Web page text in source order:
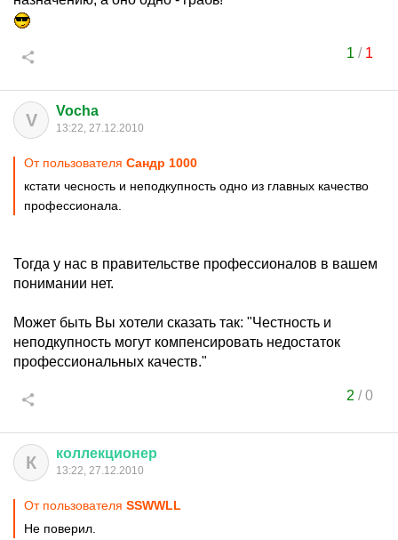
1 / 1
V Vocha
13:22, 27.12.2010
От пользователя Сандр 1000
кстати чесность и неподкупность одно из главных качество
профессионала.
Тогда у нас в правительстве профессионалов в вашем
понимании нет.
Может быть Вы хотели сказать так: "Честность и
неподкупность могут компенсировать недостаток
профессиональных качеств."
2 /0
К коллекционер
13:22, 27.12.2010
От пользователя SSWWLL
Не поверил.